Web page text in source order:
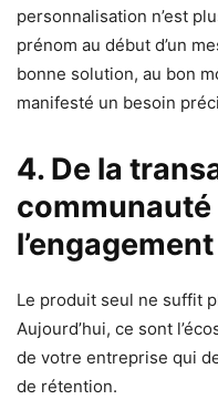
personnalisation n’est
prénom au début d’un
bonne solution, au bon
manifesté un besoin
4. De la
communauté
Le produit seul ne suffit
Aujourd’hui, ce sont
de votre entreprise qui
de rétention.